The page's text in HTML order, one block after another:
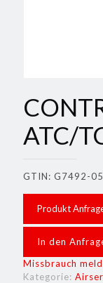
ATC/
GTIN: G7492-05
Produkt
In den
Missbrauch
Kategorie: